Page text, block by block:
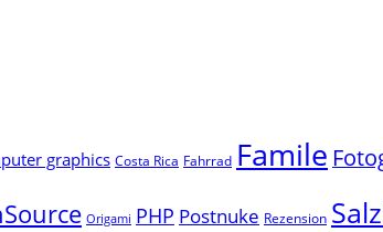
graphics Costa Rica Fahrrad Famile
Origami PHP Postnuke Rezension